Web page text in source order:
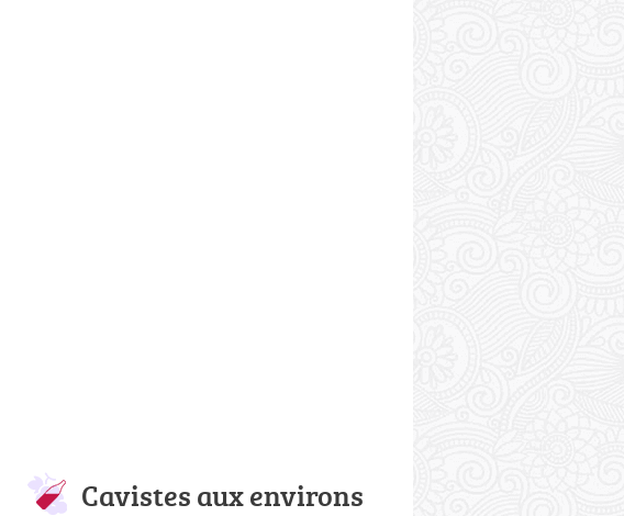
Cavistes aux environs